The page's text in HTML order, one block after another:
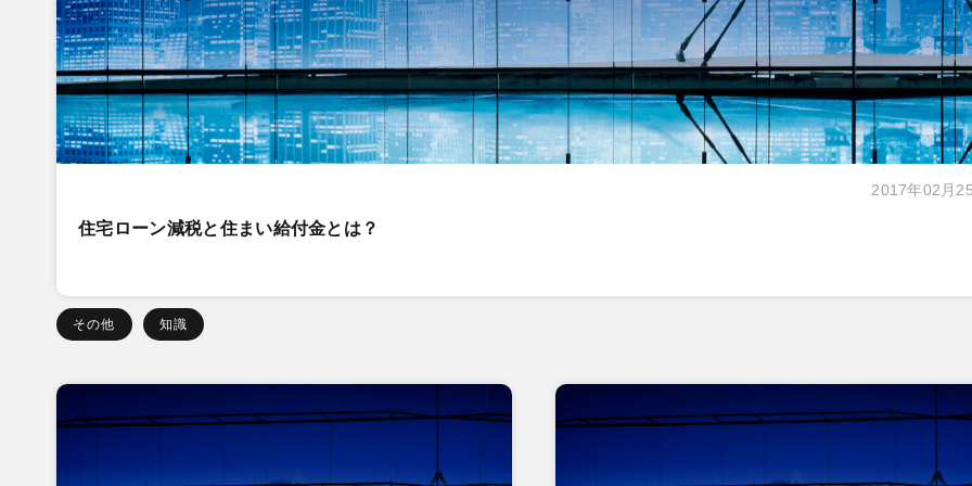
2017年02月
住宅ローン減税と住まい給付金とは？
その他 知識